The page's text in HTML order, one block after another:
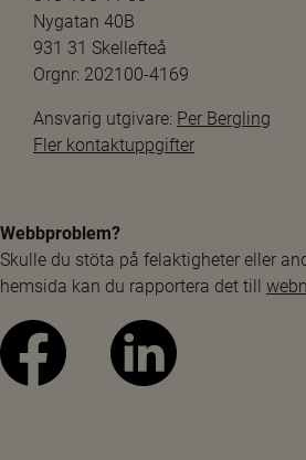
Nygatan 40B
931 31 Skellefteå
Orgnr: 202100-4169
Ansvarig utgivare: Per Bergling
Fler kontaktuppgifter
Webbproblem?
Skulle du stöta på felaktigheter eller
hemsida kan du rapportera det till